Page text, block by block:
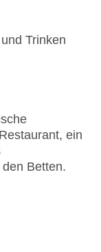
Mastercard,
ein
Betten.